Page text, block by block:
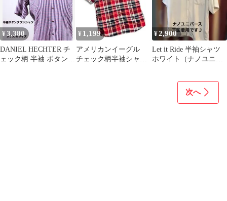
¥3,380
DANIEL HECHTER チ
ェック柄 半袖 ボタンダ
¥ 1,199
アメリカンイーグル
チェック柄半袖シャ
¥2,900
Let it Ride 半袖シャツ
ホワイト（ナノユニバ
次へ